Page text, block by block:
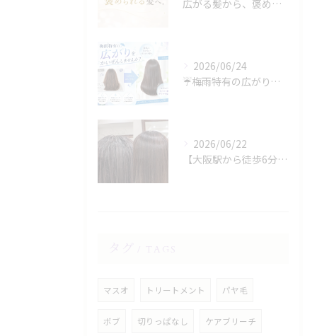
広がる髪から、褒められる髪へ。
2026/06/24
☔️梅雨特有の広がり、諦めていませんか？☔️
2026/06/22
【大阪駅から徒歩6分】縮毛矯正専門店の美容院で叶える梅雨のうねり対策
マスオ トリートメント パヤ毛
ボブ 切りっぱなし ケアブリーチ